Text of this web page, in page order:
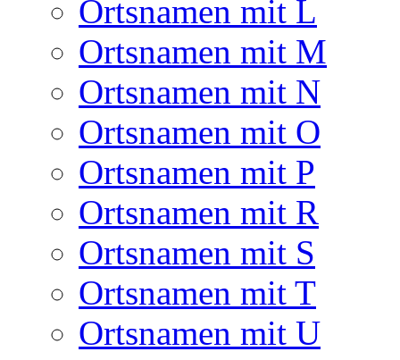
Ortsnamen mit L
Ortsnamen mit M
Ortsnamen mit N
Ortsnamen mit O
Ortsnamen mit P
Ortsnamen mit R
Ortsnamen mit S
Ortsnamen mit T
Ortsnamen mit U